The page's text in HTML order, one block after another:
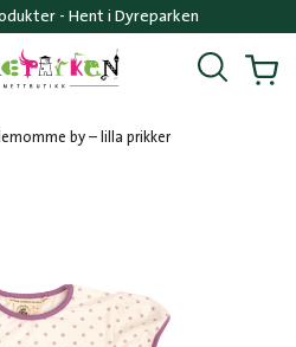
- Hent i Dyreparken
Søk
by – lilla prikker